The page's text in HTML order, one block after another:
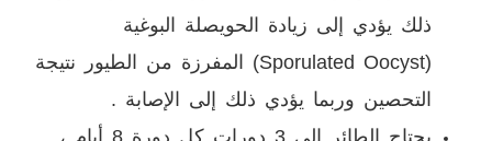
ذلك يؤدي إلى زيادة الحويصلة البوغية
(
Sporulated Oocyst) المفرزة من الطيور نتيجة
التحصين وربما يؤدي ذلك إلى الإصابة .
يحتاج الطائر إلى 3 دورات كل دورة 8 أيام ،